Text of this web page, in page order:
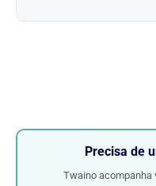
Precisa de
Twaino acompanha